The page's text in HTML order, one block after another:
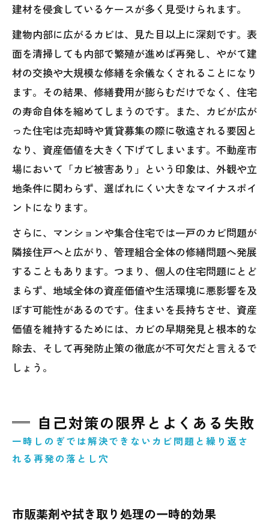
建材を侵食しているケースが多く見受けられます。
建物内部に広がるカビは、見た目以上に深刻です。表
面を清掃しても内部で繁殖が進めば再発し、やがて建
材の交換や大規模な修繕を余儀なくされることになり
ます。その結果、修繕費用が膨らむだけでなく、住宅
の寿命自体を縮めてしまうのです。また、カビが広が
った住宅は売却時や賃貸募集の際に敬遠される要因と
なり、資産価値を大きく下げてしまいます。不動産市
場において「カビ被害あり」という印象は、外観や立
地条件に関わらず、選ばれにくい大きなマイナスポイ
ントになります。
さらに、マンションや集合住宅では一戸のカビ問題が
隣接住戸へと広がり、管理組合全体の修繕問題へ発展
することもあります。つまり、個人の住宅問題にとど
まらず、地域全体の資産価値や生活環境に悪影響を及
ぼす可能性があるのです。住まいを長持ちさせ、資産
価値を維持するためには、カビの早期発見と根本的な
除去、そして再発防止策の徹底が不可欠だと言えるで
しょう。
自己対策の限界とよくある失敗
一時しのぎでは解決できないカビ問題と繰り返さ
れる再発の落とし穴
市販薬剤や拭き取り処理の一時的効果